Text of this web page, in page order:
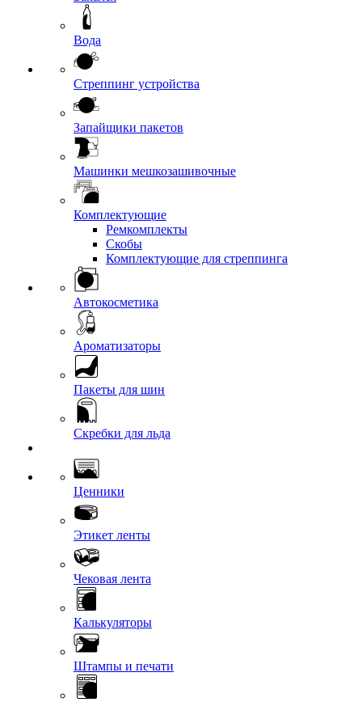
Вода
Стреппинг устройства
Запайщики пакетов
Машинки мешкозашивочные
Комплектующие
Ремкомплекты
Скобы
Комплектующие для стреппинга
Автокосметика
Ароматизаторы
Пакеты для шин
Скребки для льда
Ценники
Этикет ленты
Чековая лента
Калькуляторы
Штампы и печати